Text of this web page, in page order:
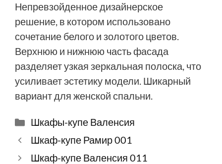
Непревзойденное дизайнерское
решение, в котором использовано
сочетание белого и золотого цветов.
Верхнюю и нижнюю часть фасада
разделяет узкая зеркальная полоска, что
усиливает эстетику модели. Шикарный
вариант для женской спальни.
Рубрики
Шкафы-купе Валенсия
Шкаф-купе Рамир 001
Шкаф-купе Валенсия 011